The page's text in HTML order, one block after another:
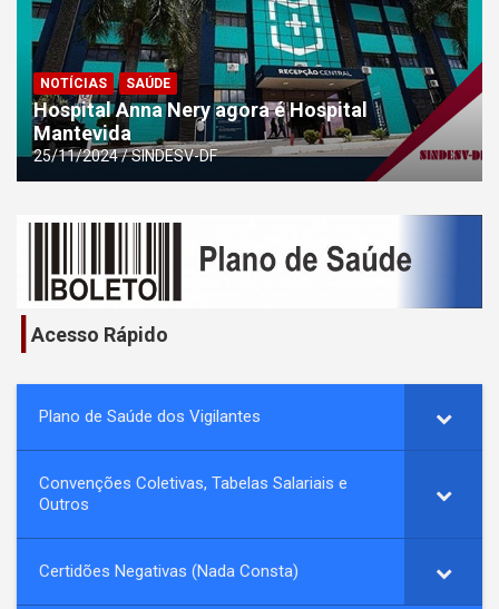
NOTÍCIAS SAÚDE
Hospital Anna Nery agora é Hospital
Mantevida
25/11/2024 SINDESV-DF
IAcesso Rápido
Plano de Saúde dos Vigilantes
Convenções Coletivas, Tabelas Salariais e
Outros
Certidões Negativas (Nada Consta)